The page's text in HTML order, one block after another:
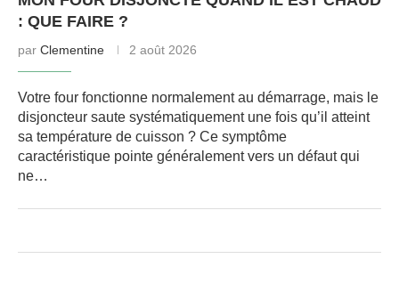
: QUE FAIRE ?
par Clementine 2 août 2026
Votre four fonctionne normalement au démarrage, mais le
disjoncteur saute systématiquement une fois qu’il atteint
sa température de cuisson ? Ce symptôme
caractéristique pointe généralement vers un défaut qui
ne…